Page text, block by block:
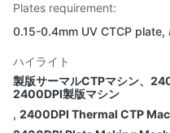
Plates requirement:
0.15-0.4mm UV CTCP plate,
ハイライト
製版サーマルCTPマシン、
2400DPI製版マシン
, 2400DPI Thermal CTP